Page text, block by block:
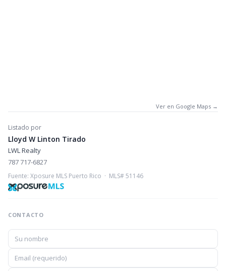
Ver en Google Maps →
Listado por
Lloyd W Linton Tirado
LWL Realty
787 717-6827
Fuente: Xposure MLS Puerto Rico · MLS# 51146
CONTACTO